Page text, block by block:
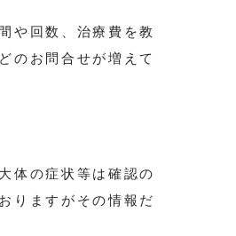
や回数、治療費を教
のお問合せが増えて
体の症状等は確認の
りますがその情報だ